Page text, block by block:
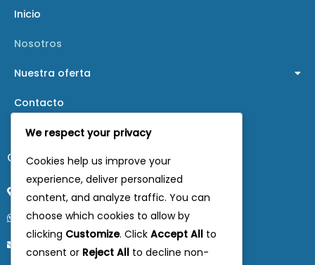
Inicio
Nosotros
Nuestra oferta
Contacto
Contáctanos
Zona Rumi Rumi S/N
(+591) 75793141
contacto@montessorisucre.edu.bo
We respect your privacy
Cookies help us improve your
experience, deliver personalized
content, and analyze traffic. You can
choose which cookies to allow by
clicking Customize. Click Accept All to
consent or Reject All to decline non-